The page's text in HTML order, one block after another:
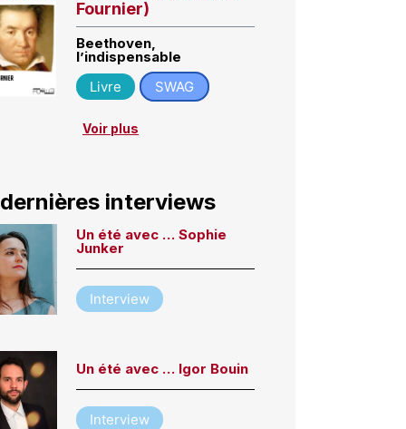
Fournier)
Beethoven,
l’indispensable
Livre
SWAG
Voir plus
interviews
Un été avec … Sophie
Junker
Interview
Un été avec … Igor Bouin
Interview